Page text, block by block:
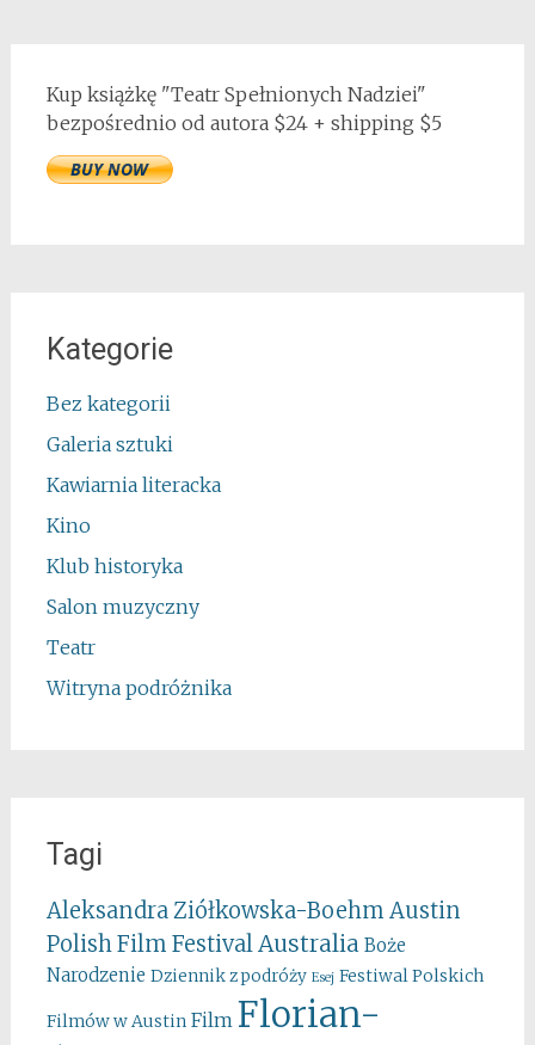
Kup książkę "Teatr Spełnionych Nadziei"
bezpośrednio od autora $24 + shipping $5
Kategorie
Bez kategorii
Galeria sztuki
Kawiarnia literacka
Kino
Klub historyka
Salon muzyczny
Teatr
Witryna podróżnika
Tagi
Aleksandra Ziółkowska-Boehm Austin
Polish Film Festival Australia Boże
Narodzenie Dziennik z podróży Esej Festiwal Polskich
Filmów w Austin Film Florian-